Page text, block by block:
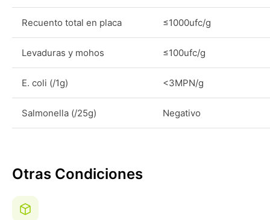
Recuento total en placa ≤1000ufc/g
Levaduras y mohos ≤100ufc/g
E. coli (/1g) <3MPN/g
Salmonella (/25g) Negativo
Otras Condiciones